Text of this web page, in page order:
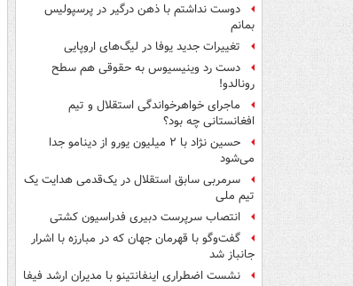
دوست نداشتم با ذهن درگیر در پرسپولیس
بمانم
تغییرات جدید یوفا در لیگ‌های اروپایی
دست رد وینیسیوس به حقوقی هم سطح
رونالدو!
ماجرای خواهرخواندگی استقلال و تیم
افغانستانی چه بود؟
حسین نژاد با ۲ میلیون یورو از دینامو جدا
می‌شود
سرمربی سابق استقلال در یک‌قدمی هدایت یک
تیم ملی
انتصاب سرپرست دبیری فدراسیون کشتی
گفت‌وگو با قهرمان جهان که در مبارزه با اشرار
جانباز شد
نشست اضطراری اینفانتینو با مدیران ارشد فیفا